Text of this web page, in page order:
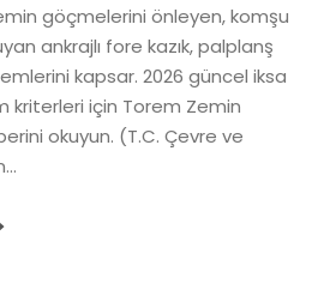
göçmelerini önleyen, komşu
ankrajlı fore kazık, palplanş
kapsar. 2026 güncel iksa
kriterleri için Torem Zemin
okuyun. (T.C. Çevre ve